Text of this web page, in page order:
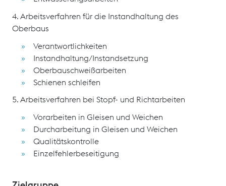
4. Arbeitsverfahren für die Instandhaltung des
Oberbaus
Verantwortlichkeiten
Instandhaltung/Instandsetzung
Oberbauschweißarbeiten
Schienen schleifen
5. Arbeitsverfahren bei Stopf- und Richtarbeiten
Vorarbeiten in Gleisen und Weichen
Durcharbeitung in Gleisen und Weichen
Qualitätskontrolle
Einzelfehlerbeseitigung